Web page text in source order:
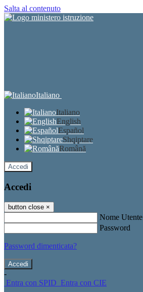
Salta al contenuto
Italiano
Italiano
English
Español
Shqiptare
Română
Accedi
Accedi
button close ×
Nome Utente
Password
Password dimenticata?
-
Entra con SPID Entra con CIE